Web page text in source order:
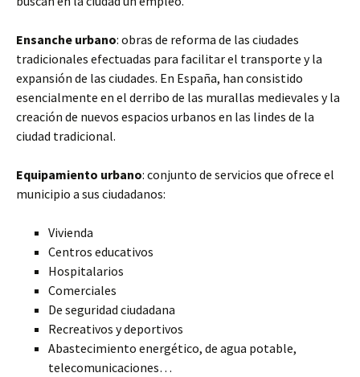
Ensanche urbano: obras de reforma de las ciudades
tradicionales efectuadas para facilitar el transporte y la
expansión de las ciudades. En España, han consistido
esencialmente en el derribo de las murallas medievales y la
creación de nuevos espacios urbanos en las lindes de la
ciudad tradicional.
Equipamiento urbano: conjunto de servicios que ofrece el
municipio a sus ciudadanos:
Vivienda
Centros educativos
Hospitalarios
Comerciales
De seguridad ciudadana
Recreativos y deportivos
Abastecimiento energético, de agua potable,
telecomunicaciones…